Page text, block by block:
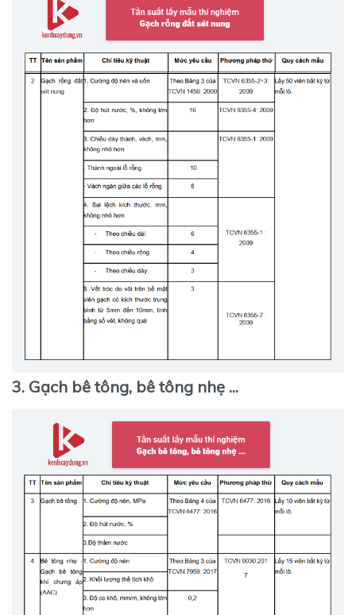
3. Gạch bê tông, bê tông nhẹ ...